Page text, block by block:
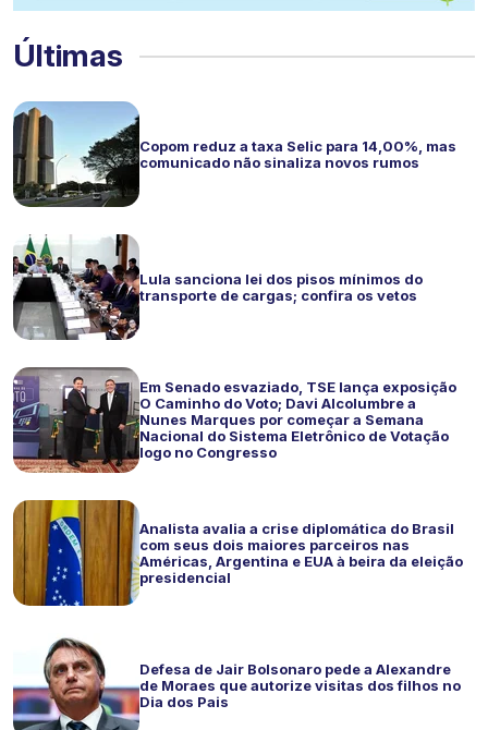
Últimas
Copom reduz a taxa Selic para 14,00%, mas
comunicado não sinaliza novos rumos
Lula sanciona lei dos pisos mínimos do
transporte de cargas; confira os vetos
Em Senado esvaziado, TSE lança exposição
O Caminho do Voto; Davi Alcolumbre a
Nunes Marques por começar a Semana
Nacional do Sistema Eletrônico de Votação
logo no Congresso
Analista avalia a crise diplomática do Brasil
com seus dois maiores parceiros nas
Américas, Argentina e EUA à beira da eleição
presidencial
Defesa de Jair Bolsonaro pede a Alexandre
de Moraes que autorize visitas dos filhos no
Dia dos Pais